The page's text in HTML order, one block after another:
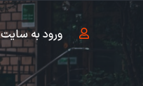
ورود به سایت